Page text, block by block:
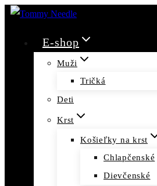
Skip
content
E-shop
Muži
Tričká
Deti
Krst
Košieľky na krst
Chlapčenské
Dievčenské